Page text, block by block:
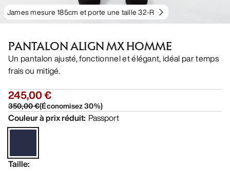
James mesure 185cm et porte une taille 32-R
PANTALON ALIGN MX HOMME
Un pantalon ajusté, fonctionnel et élégant, idéal par temps
frais ou mitigé.
245,00 €
350,00 €(Économisez30%)
Couleur à prix réduit: Passport
Taille: